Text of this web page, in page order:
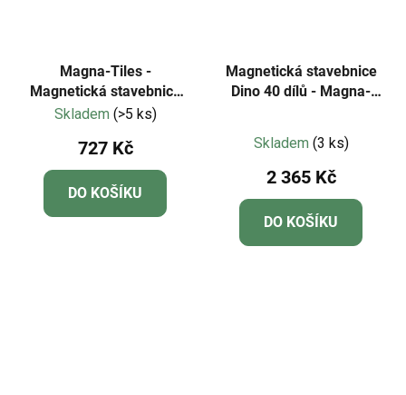
Magna-Tiles -
Magnetická stavebnice
Stardust 15 dílů
Skladem (>5 ks)
727 Kč
DO KOŠÍKU
Magnetická stavebnice
Dino 40 dílů - Magna-
hodnocení
produktu
je
5,0
z
Skladem (3 ks)
2 365 Kč
DO KOŠÍKU